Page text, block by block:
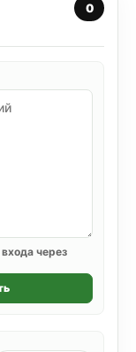
0
через